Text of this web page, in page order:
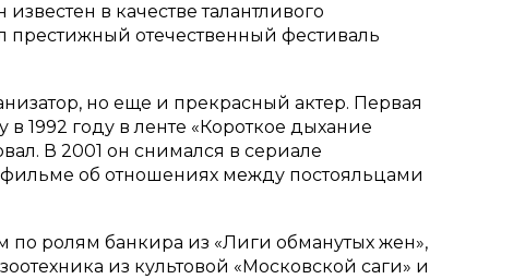
в качестве талантливого
престижный отечественный фестиваль
но еще и прекрасный актер. Первая
1992 году в ленте «Короткое дыхание
В 2001 он снимался в сериале
об отношениях между постояльцами
ролям банкира из «Лиги обманутых жен»,
из культовой «Московской саги» и